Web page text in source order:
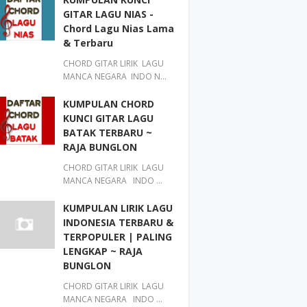
GITAR LAGU NIAS -
Chord Lagu Nias Lama
& Terbaru
CHORD GITAR LIRIK LAGU
MANCA NEGARA INDO N…
KUMPULAN CHORD
KUNCI GITAR LAGU
BATAK TERBARU ~
RAJA BUNGLON
CHORD GITAR LIRIK LAGU
MANCA NEGARA INDO …
KUMPULAN LIRIK LAGU
INDONESIA TERBARU &
TERPOPULER | PALING
LENGKAP ~ RAJA
BUNGLON
CHORD GITAR LIRIK LAGU
MANCA NEGARA INDO …